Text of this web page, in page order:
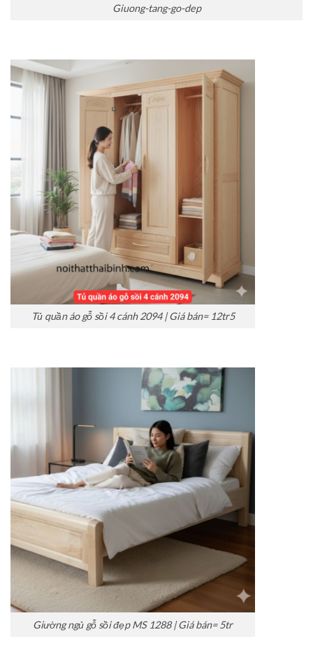
Giuong-tang-go-dep
Tủ quần áo gỗ sồi 4 cánh 2094 | Giá bán= 12tr5
Giường ngủ gỗ sồi đẹp MS 1288 | Giá bán= 5tr